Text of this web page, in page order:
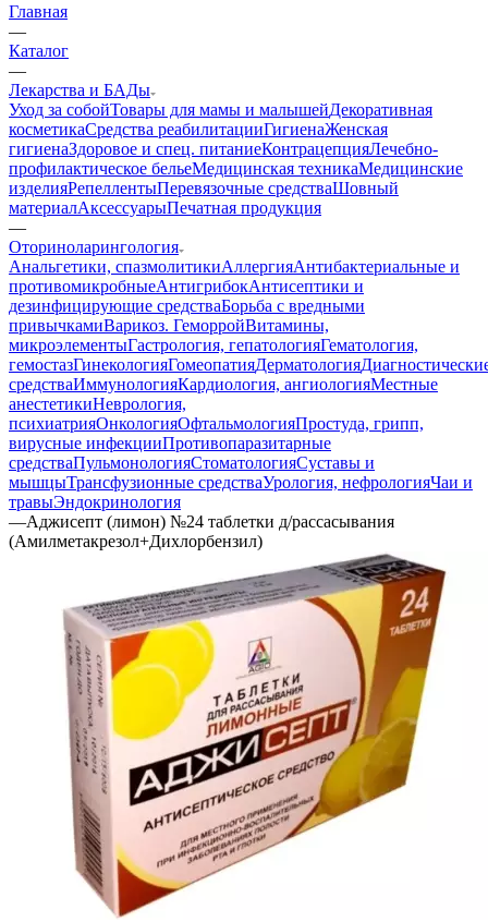
Главная
—
Каталог
—
Лекарства и БАДы
Уход за собойТовары для мамы и малышейДекоративная
косметикаСредства реабилитацииГигиенаЖенская
гигиенаЗдоровое и спец. питаниеКонтрацепцияЛечебно-
профилактическое бельеМедицинская техникаМедицинские
изделияРепеллентыПеревязочные средстваШовный
материалАксессуарыПечатная продукция
—
Оториноларингология
Анальгетики, спазмолитикиАллергияАнтибактериальные и
противомикробныеАнтигрибокАнтисептики и
дезинфицирующие средстваБорьба с вредными
привычкамиВарикоз. ГеморройВитамины,
микроэлементыГастрология, гепатологияГематология,
гемостазГинекологияГомеопатияДерматология
средстваИммунологияКардиология, ангиологияМестные
анестетикиНеврология,
психиатрияОнкологияОфтальмологияПростуда, грипп,
вирусные инфекцииПротивопаразитарные
средстваПульмонологияСтоматологияСуставы и
мышцыТрансфузионные средстваУрология, нефрологияЧаи и
травыЭндокринология
—Аджисепт (лимон) №24 таблетки д/рассасывания
(Амилметакрезол+Дихлорбензил)